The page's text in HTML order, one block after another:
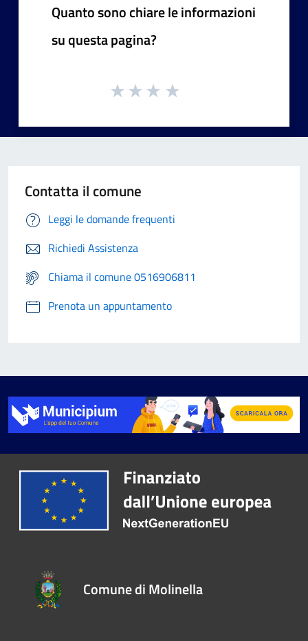
Quanto sono chiare le informazioni
su questa pagina?
Contatta il comune
Leggi le domande frequenti
Richiedi Assistenza
Chiama il comune 0516906811
Prenota un appuntamento
Comune di Molinella